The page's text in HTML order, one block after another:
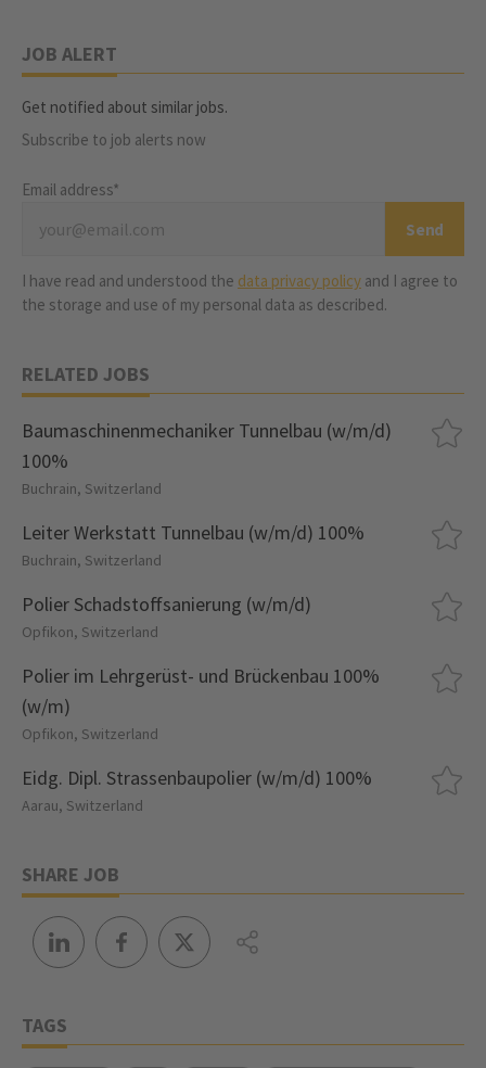
JOB ALERT
Get notified about similar jobs.
Subscribe to job alerts now
Email address*
I have read and understood the data privacy policy and I agree to
the storage and use of my personal data as described.
RELATED JOBS
Baumaschinenmechaniker Tunnelbau (w/m/d)
100%
Buchrain, Switzerland
Leiter Werkstatt Tunnelbau (w/m/d) 100%
Buchrain, Switzerland
Polier Schadstoffsanierung (w/m/d)
Opfikon, Switzerland
Polier im Lehrgerüst- und Brückenbau 100%
(w/m)
Opfikon, Switzerland
Eidg. Dipl. Strassenbaupolier (w/m/d) 100%
Aarau, Switzerland
SHARE JOB
TAGS